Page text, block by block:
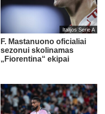
Italijos Serie A
F. Mastanuono oficialiai
sezonui skolinamas
„Fiorentina“ ekipai